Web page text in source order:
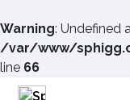
Warning: Undefined
/var/www/
line 66